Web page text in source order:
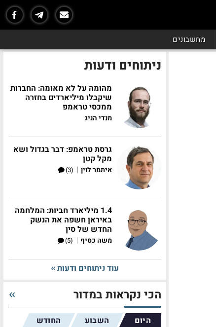
מחשבונים
ניתוחים ודעות
מהומה על לא מאומה: החברות
שיקבלו מיליארדים בחזרה
ממכסי טראמפ
מנדי הניג
גרסת טראמפ: דבר בגדול ושא
מקל קטן
איתמר לוין |
(3)
1.4 מיליארד חביות: המלחמה
באיראן חשפה את הנשק
החדש של סין
משה כסיף |
(5)
עוד ניתוחים ודעות
הכי נקראות במדור
היום השבוע החודש